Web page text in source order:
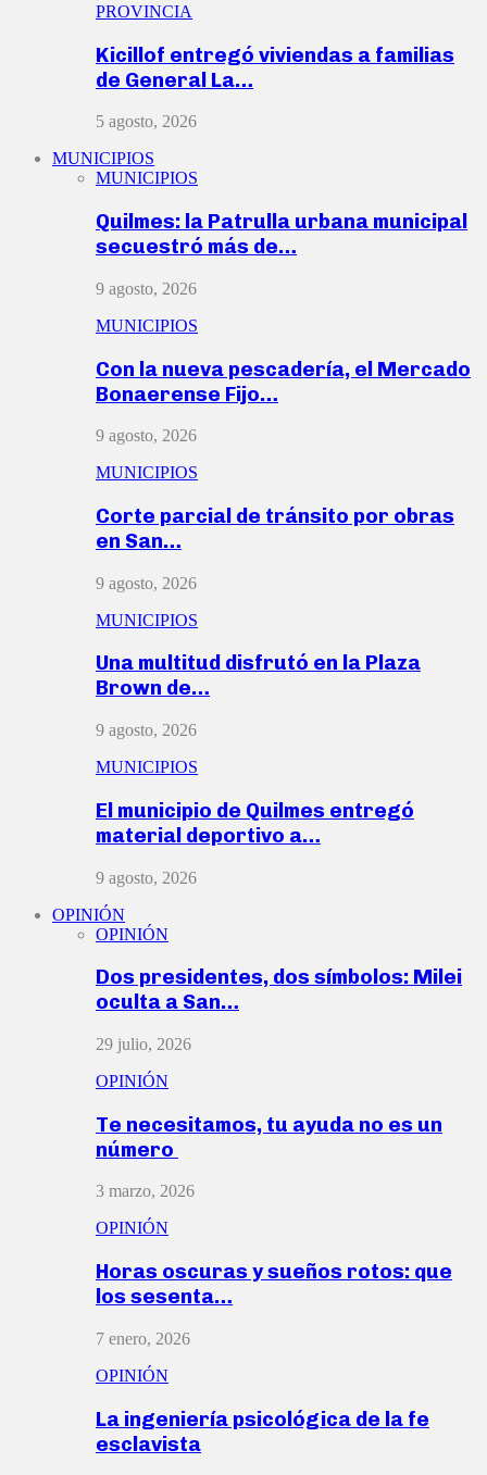
PROVINCIA
Kicillof entregó viviendas a familias
de General La…
5 agosto, 2026
MUNICIPIOS
MUNICIPIOS
Quilmes: la Patrulla urbana municipal
secuestró más de…
9 agosto, 2026
MUNICIPIOS
Con la nueva pescadería, el Mercado
Bonaerense Fijo…
9 agosto, 2026
MUNICIPIOS
Corte parcial de tránsito por obras
en San…
9 agosto, 2026
MUNICIPIOS
Una multitud disfrutó en la Plaza
Brown de…
9 agosto, 2026
MUNICIPIOS
El municipio de Quilmes entregó
material deportivo a…
9 agosto, 2026
OPINIÓN
OPINIÓN
Dos presidentes, dos símbolos: Milei
oculta a San…
29 julio, 2026
OPINIÓN
Te necesitamos, tu ayuda no es un
número
3 marzo, 2026
OPINIÓN
Horas oscuras y sueños rotos: que
los sesenta…
7 enero, 2026
OPINIÓN
La ingeniería psicológica de la fe
esclavista